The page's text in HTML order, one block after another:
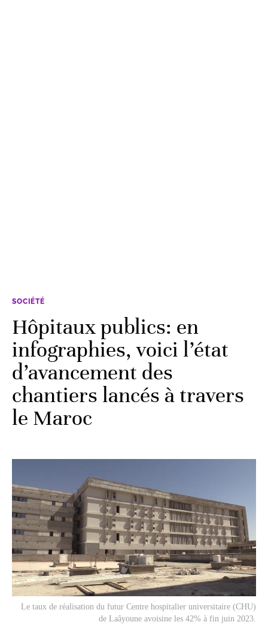
SOCIÉTÉ
Hôpitaux publics: en
infographies, voici l’état
d’avancement des
chantiers lancés à travers
le Maroc
Le taux de réalisation du futur Centre hospitalier universitaire (CHU)
de Laâyoune avoisine les 42% à fin juin 2023.